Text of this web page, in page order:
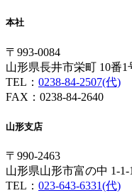
本社
〒993-0084
山形県長井市栄町 10番1
TEL： 0238-84-2507(代)
FAX：0238-84-2640
山形支店
〒990-2463
山形県山形市富の中 1-1-
TEL： 023-643-6331(代)